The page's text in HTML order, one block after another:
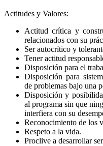
Actitudes y Valores:
Actitud crítica y
relacionados con su
Ser autocrítico y
Tener actitud
Disposición para el
Disposición para
de problemas bajo una
Disposición y
al programa sin que
interfiera con su
Reconocimiento de los
Respeto a la vida.
Proclive a desarrollar